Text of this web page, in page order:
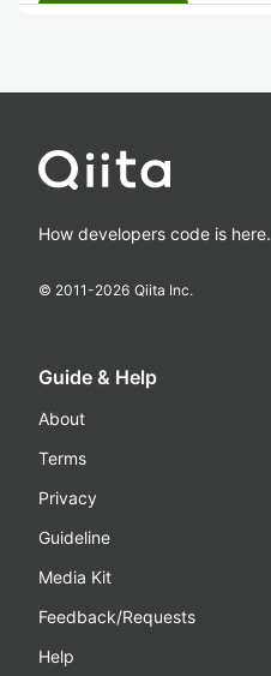
How developers code is here.
© 2011-2026 Qiita Inc.
Guide & Help
About
Terms
Privacy
Guideline
Media Kit
Feedback/Requests
Help